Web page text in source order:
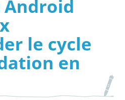
le cycle
en